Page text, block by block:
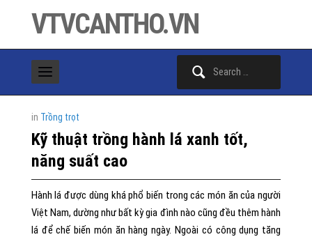
VTVCANTHO.VN
in Trồng trọt
Kỹ thuật trồng hành lá xanh tốt,
năng suất cao
Hành lá được dùng khá phổ biến trong các món ăn của người
Việt Nam, dường như bất kỳ gia đình nào cũng đều thêm hành
lá để chế biến món ăn hàng ngày. Ngoài có công dụng tăng